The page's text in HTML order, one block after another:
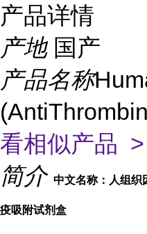
产品详情
产地 国产
产品名称
看相似产品 >
简介 中文名称：人组织
疫吸附试剂盒